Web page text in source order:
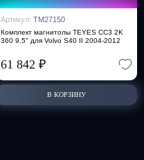
Артикул: TM27150
Комплект магнитолы TEYES CC3 2K
360 9.5" для Volvo S40 II 2004-2012
61 842 ₽
В КОРЗИНУ